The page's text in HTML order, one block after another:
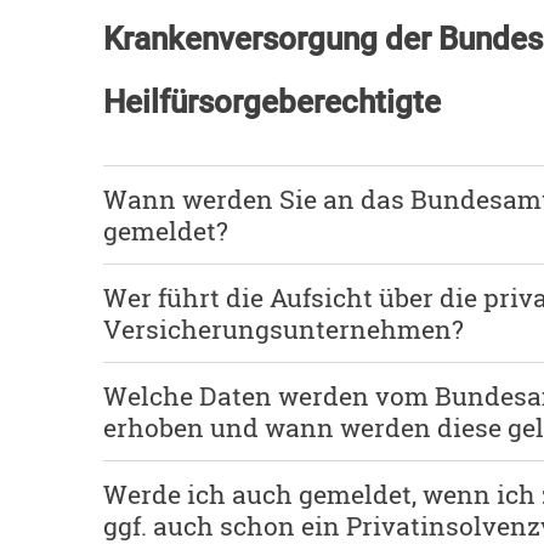
2 Satz 1 SGB XI).
Krankenversorgung der
Heilfürsorgeberechtigte
Wann werden Sie an das
gemeldet?
Sie werden bei folgenden Tatbeständen
51 Absatz 1 Satz 2 SGB XI).
2. wenn Sie bei einem privaten
Krankenversicherung abgeschlossen
nach Abschluss dieses Vertrags keinen
Wer führt die Aufsicht über die
Versicherungsunternehmen?
Zuständige Aufsichtsbehörde für die
die
Graurheindorfer Str. 108
53117 Bonn
Welche Daten werden vom
erhoben und wann werden diese
Das Bundesamt für Soziale Sicherung
personenbezogenen Daten weiter, die
Werde ich auch gemeldet, wenn
ggf. auch schon ein